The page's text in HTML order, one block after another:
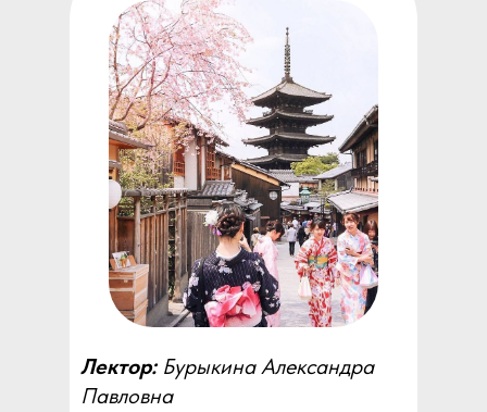
Лектор: Бурыкина Александра
Павловна